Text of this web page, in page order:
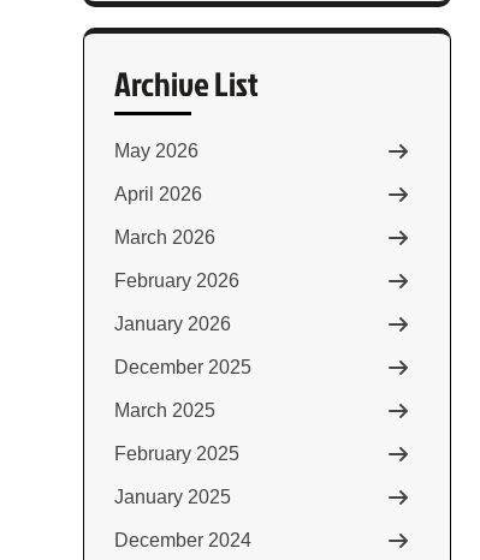
Archive List
May 2026
April 2026
March 2026
February 2026
January 2026
December 2025
March 2025
February 2025
January 2025
December 2024